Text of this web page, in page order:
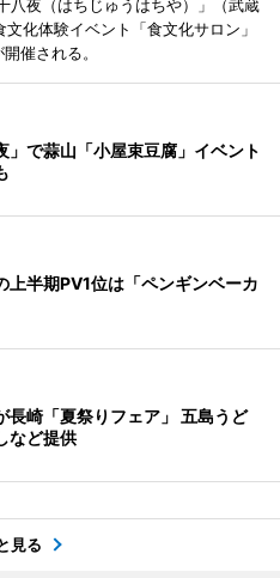
八夜（はちじゅうはちや）」（武蔵
化体験イベント「食文化サロン」
催される。
」で蒜山「小屋束豆腐」イベント
上半期PV1位は「ペンギンベーカ
長崎「夏祭りフェア」 五島うど
など提供
見る